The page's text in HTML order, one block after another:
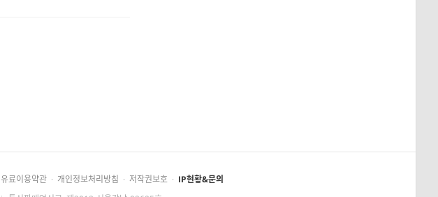
유료이용약관 · 개인정보처리방침 · 저작권보호 · IP현황&문의